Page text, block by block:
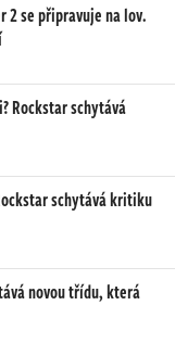
2 se připravuje na lov.
Rockstar schytává
schytává kritiku
novou třídu, která